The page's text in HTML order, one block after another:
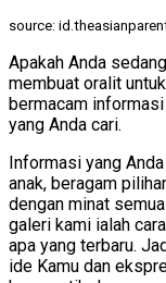
source:
Apakah Anda
membuat oralit
bermacam
yang Anda cari.
Informasi yang
anak, beragam
dengan minat
galeri kami ialah
apa yang terbaru.
ide Kamu dan